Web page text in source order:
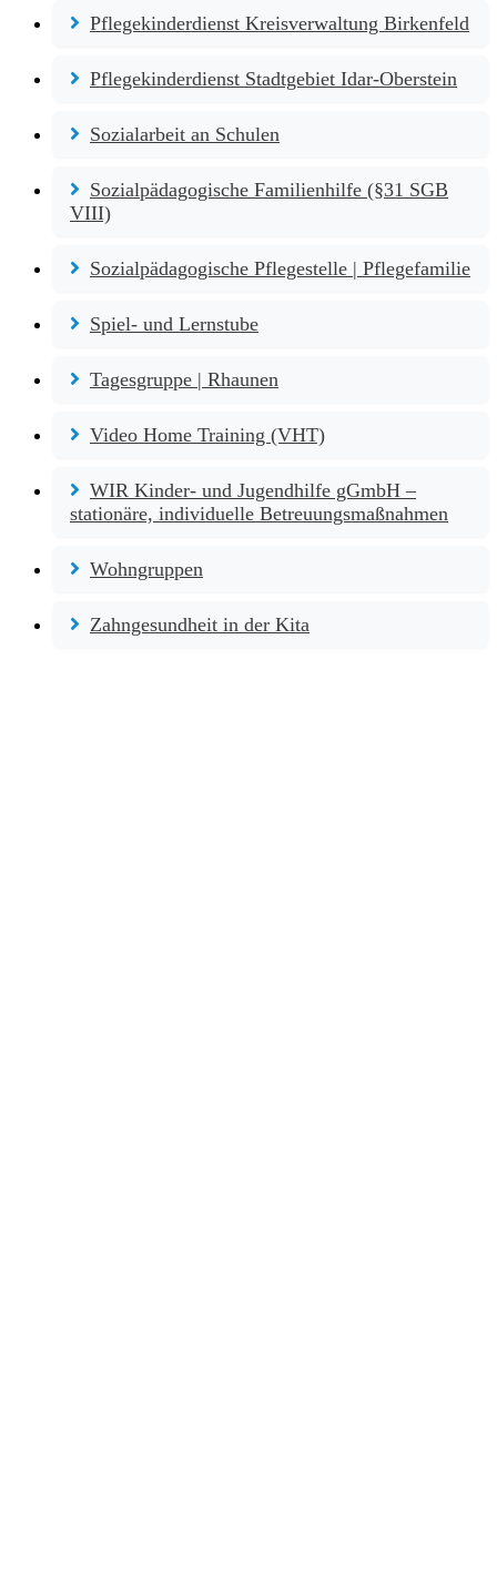
Pflegekinderdienst Kreisverwaltung Birkenfeld
Pflegekinderdienst Stadtgebiet Idar-Oberstein
Sozialarbeit an Schulen
Sozialpädagogische Familienhilfe (§31 SGB
VIII)
Sozialpädagogische Pflegestelle | Pflegefamilie
Spiel- und Lernstube
Tagesgruppe | Rhaunen
Video Home Training (VHT)
WIR Kinder- und Jugendhilfe gGmbH –
stationäre, individuelle Betreuungsmaßnahmen
Wohngruppen
Zahngesundheit in der Kita